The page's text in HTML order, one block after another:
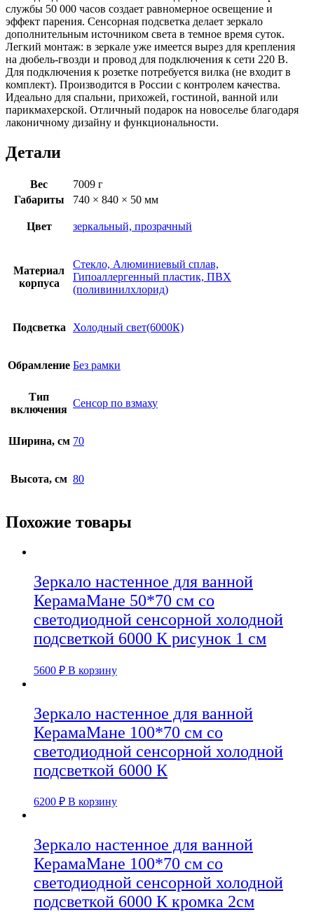
службы 50 000 часов создает равномерное освещение и
эффект парения. Сенсорная подсветка делает зеркало
дополнительным источником света в темное время суток.
Легкий монтаж: в зеркале уже имеется вырез для крепления
на дюбель-гвозди и провод для подключения к сети 220 В.
Для подключения к розетке потребуется вилка (не входит в
комплект). Производится в России с контролем качества.
Идеально для спальни, прихожей, гостиной, ванной или
парикмахерской. Отличный подарок на новоселье благодаря
лаконичному дизайну и функциональности.
Детали
Вес
7009 г
Габариты
740 × 840 × 50 мм
Цвет зеркальный, прозрачный
Материал
корпуса
Стекло, Алюминиевый сплав,
Гипоаллергенный пластик, ПВХ
(поливинилхлорид)
Подсветка Холодный свет(6000К)
Обрамление Без рамки
Тип
включения
Сенсор по взмаху
Ширина, см 70
Высота, см 80
Похожие товары
Зеркало настенное для ванной
КерамаМане 50*70 см со
светодиодной сенсорной холодной
подсветкой 6000 К рисунок 1 см
5600 ₽ В корзину
Зеркало настенное для ванной
КерамаМане 100*70 см со
светодиодной сенсорной холодной
подсветкой 6000 К
6200 ₽ В корзину
Зеркало настенное для ванной
КерамаМане 100*70 см со
светодиодной сенсорной холодной
подсветкой 6000 К кромка 2см